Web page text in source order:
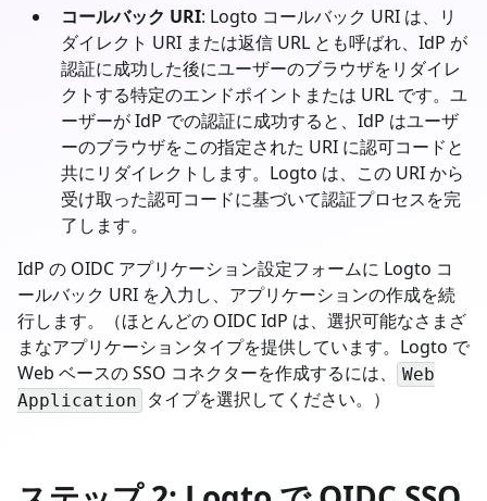
コールバック URI: Logto コールバック URI は、リ
ダイレクト URI または返信 URL とも呼ばれ、IdP が
認証に成功した後にユーザーのブラウザをリダイレ
クトする特定のエンドポイントまたは URL です。ユ
ーザーが IdP での認証に成功すると、IdP はユーザ
ーのブラウザをこの指定された URI に認可コードと
共にリダイレクトします。Logto は、この URI から
受け取った認可コードに基づいて認証プロセスを完
了します。
IdP の OIDC アプリケーション設定フォームに Logto コ
ールバック URI を入力し、アプリケーションの作成を続
行します。（ほとんどの OIDC IdP は、選択可能なさまざ
まなアプリケーションタイプを提供しています。Logto で
Web ベースの SSO コネクターを作成するには、
Web
Application
タイプを選択してください。）